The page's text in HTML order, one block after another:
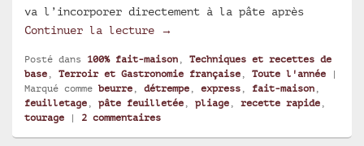
va l’incorporer directement à la pâte après
Continuer la lecture
Pâte feuilletée express
→
Posté dans 100% fait-maison
Techniques et recettes de
base
Terroir et Gastronomie française Toute l'année
|
Marqué comme beurre détrempe express fait-maison
feuilletage
pâte feuilletée pliage recette rapide
tourage
| 2 commentaires